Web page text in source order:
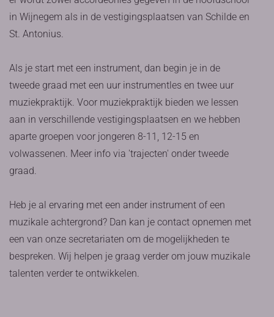
in Wijnegem als in de vestigingsplaatsen van Schilde en
St. Antonius.
Als je start met een instrument, dan begin je in de
tweede graad met een uur instrumentles en twee uur
muziekpraktijk. Voor muziekpraktijk bieden we lessen
aan in verschillende vestigingsplaatsen en we hebben
aparte groepen voor jongeren 8-11, 12-15 en
volwassenen. Meer info via 'trajecten' onder tweede
graad.
Heb je al ervaring met een ander instrument of een
muzikale achtergrond? Dan kan je contact opnemen met
een van onze secretariaten om de mogelijkheden te
bespreken. Wij helpen je graag verder om jouw muzikale
talenten verder te ontwikkelen.